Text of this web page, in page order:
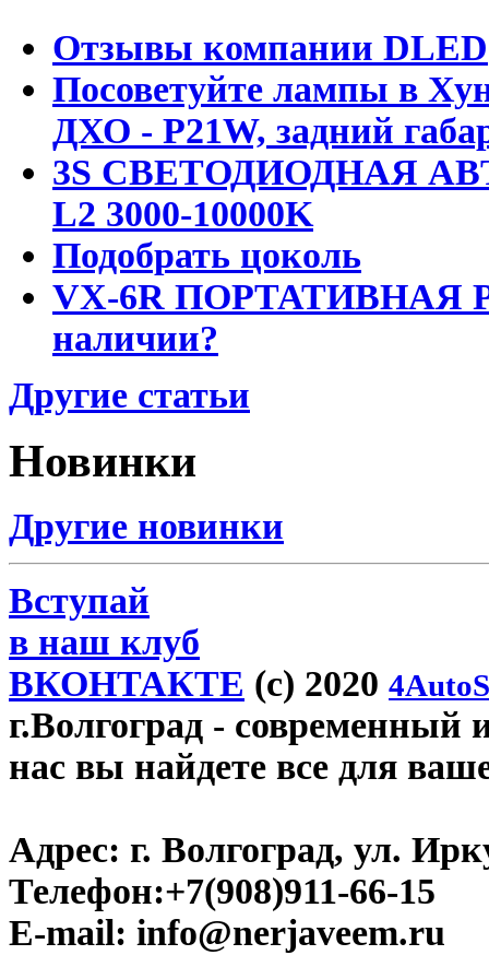
Отзывы компании DLED
Посоветуйте лампы в
ДХО - P21W, задний
3S СВЕТОДИОДНАЯ
L2 3000-10000K
Подобрать цоколь
VX-6R ПОРТАТИВНАЯ
наличии?
Другие статьи
Новинки
Другие новинки
Вступай
в наш клуб
ВКОНТАКТЕ (c) 2020
г.Волгоград - современный
нас вы найдете все для
Адрес: г. Волгоград, ул.
Телефон:+7(908)911-66-15
E-mail: info@nerjaveem.ru